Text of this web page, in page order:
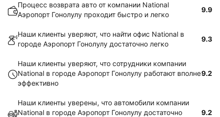
Процесс возврата авто от компании National
Аэропорт Гонолулу проходит быстро и легко
9.9
Наши клиенты уверяют, что найти офис National в
городе Аэропорт Гонолулу достаточно легко
9.3
Наши клиенты уверяют, что сотрудники компании
National в городе Аэропорт Гонолулу работают вполне
эффективно
9.2
Наши клиенты уверены, что автомобили компании
National в городе Аэропорт Гонолулу достаточно
9.2